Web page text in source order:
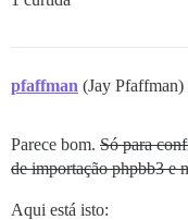
pfaffman (Jay Pfaffman)
Parece bom. Só para
de importação phpbb3 e
Aqui está isto: